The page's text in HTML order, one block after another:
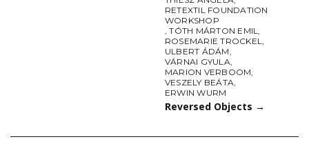
RETEXTIL FOUNDATION
WORKSHOP
,TÓTH MÁRTON EMIL,
ROSEMARIE TROCKEL,
ULBERT ÁDÁM,
VÁRNAI GYULA,
MARION VERBOOM,
VESZELY BEÁTA,
ERWIN WURM
Reversed Objects →